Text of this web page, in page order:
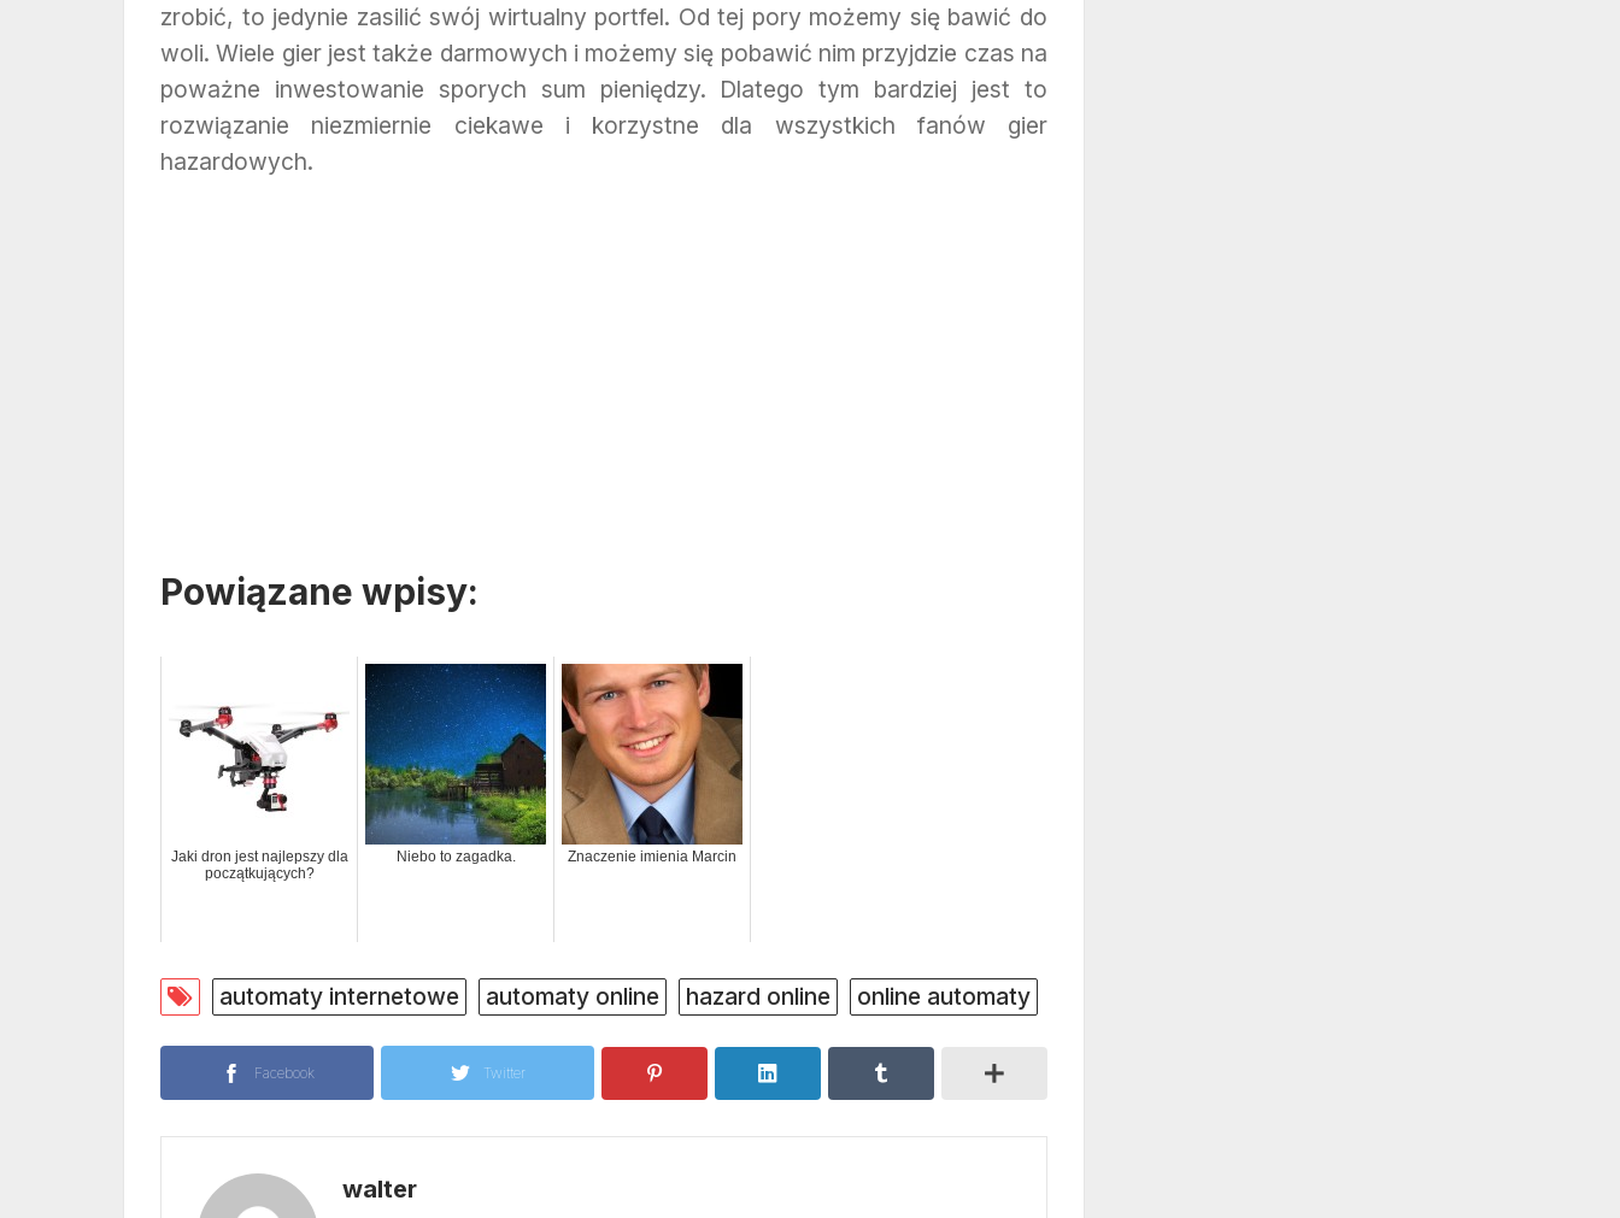
zrobić, to jedynie zasilić swój wirtualny portfel. Od tej pory możemy się bawić do
woli. Wiele gier jest także darmowych i możemy się pobawić nim przyjdzie czas na
poważne inwestowanie sporych sum pieniędzy. Dlatego tym bardziej jest to
rozwiązanie niezmiernie ciekawe i korzystne dla wszystkich fanów gier
hazardowych.
Powiązane wpisy:
Jaki dron jest najlepszy dla
początkujących?
Niebo to zagadka. Znaczenie imienia Marcin
automaty internetowe automaty online hazard online online automaty
Facebook Twitter
walter